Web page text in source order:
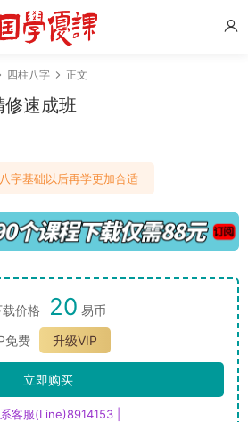
四柱八字 正文
修速成班
字基础以后再学更加合适
载价格 20 易币
免费
升级VIP
立即购买
客服(Line)8914153 |